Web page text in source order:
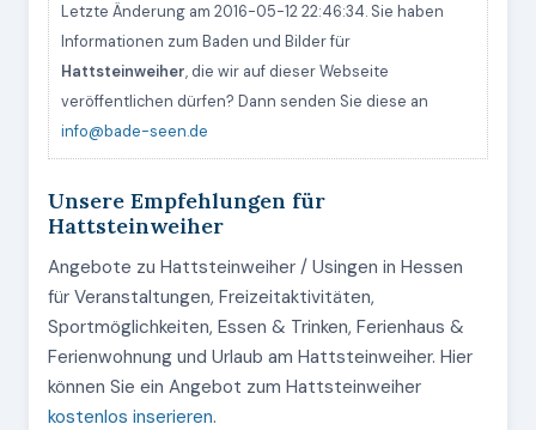
Letzte Änderung am 2016-05-12 22:46:34. Sie haben
Informationen zum Baden und Bilder für
Hattsteinweiher, die wir auf dieser Webseite
veröffentlichen dürfen? Dann senden Sie diese an
info@bade-seen.de
Unsere Empfehlungen für
Hattsteinweiher
Angebote zu Hattsteinweiher / Usingen in Hessen
für Veranstaltungen, Freizeitaktivitäten,
Sportmöglichkeiten, Essen & Trinken, Ferienhaus &
Ferienwohnung und Urlaub am Hattsteinweiher. Hier
können Sie ein Angebot zum Hattsteinweiher
kostenlos inserieren.